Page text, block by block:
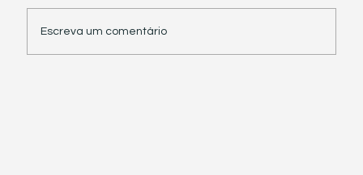
Escreva um comentário